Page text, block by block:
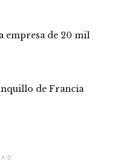
empresa de 20 mil
de Francia